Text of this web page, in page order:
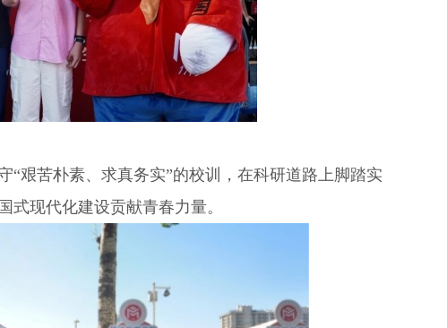
艰苦朴素、求真务实”的校训，在科研道路上脚踏实
现代化建设贡献青春力量。